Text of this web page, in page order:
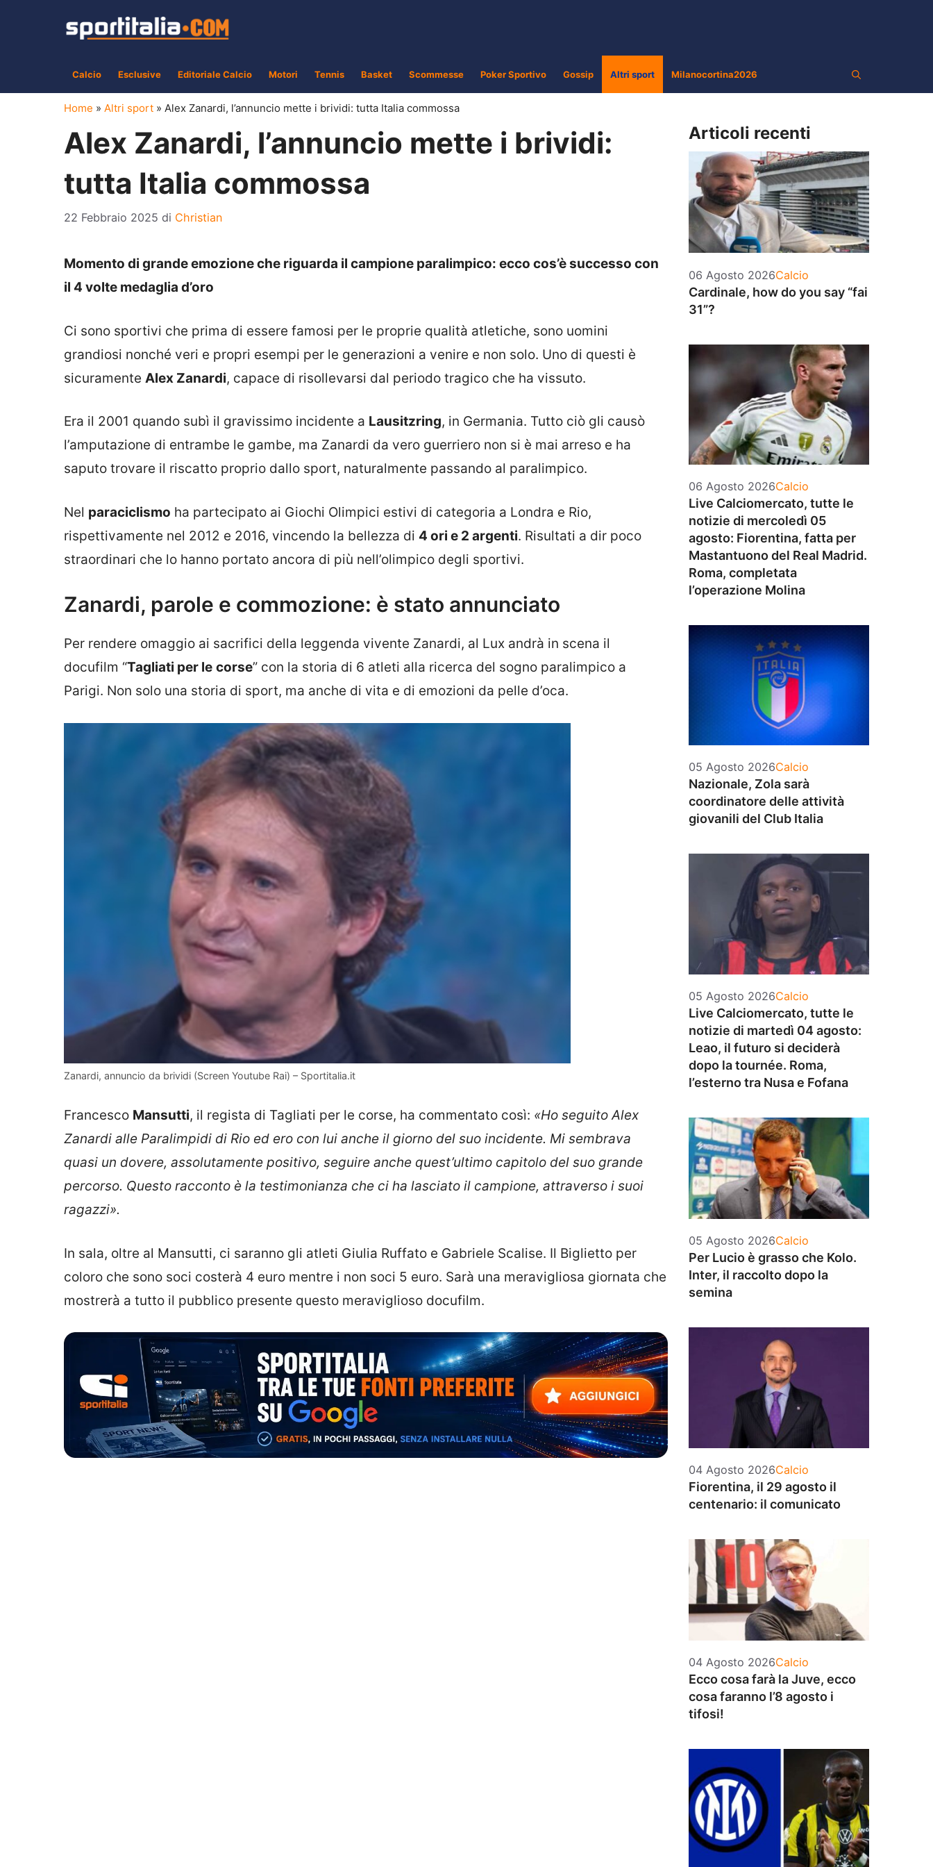
Calcio Esclusive Editoriale Calcio Motori Tennis Basket Scommesse Poker Sportivo Gossip Altri sport Milanocortina2026
Home » Altri sport » Alex Zanardi, l’annuncio mette i brividi: tutta Italia commossa
Alex Zanardi, l’annuncio mette i brividi:
tutta Italia commossa
22 Febbraio 2025 di Christian
Momento di grande emozione che riguarda il campione paralimpico: ecco cos’è successo con
il 4 volte medaglia d’oro
Ci sono sportivi che prima di essere famosi per le proprie qualità atletiche, sono uomini
grandiosi nonché veri e propri esempi per le generazioni a venire e non solo. Uno di questi è
sicuramente Alex Zanardi, capace di risollevarsi dal periodo tragico che ha vissuto.
Era il 2001 quando subì il gravissimo incidente a Lausitzring, in Germania. Tutto ciò gli causò
l’amputazione di entrambe le gambe, ma Zanardi da vero guerriero non si è mai arreso e ha
saputo trovare il riscatto proprio dallo sport, naturalmente passando al paralimpico.
Nel paraciclismo ha partecipato ai Giochi Olimpici estivi di categoria a Londra e Rio,
rispettivamente nel 2012 e 2016, vincendo la bellezza di 4 ori e 2 argenti. Risultati a dir poco
straordinari che lo hanno portato ancora di più nell’olimpico degli sportivi.
Zanardi, parole e commozione: è stato annunciato
Per rendere omaggio ai sacrifici della leggenda vivente Zanardi, al Lux andrà in scena il
docufilm “Tagliati per le corse” con la storia di 6 atleti alla ricerca del sogno paralimpico a
Parigi. Non solo una storia di sport, ma anche di vita e di emozioni da pelle d’oca.
Zanardi, annuncio da brividi (Screen Youtube Rai) – Sportitalia.it
Francesco Mansutti, il regista di Tagliati per le corse, ha commentato così: «Ho seguito Alex
Zanardi alle Paralimpidi di Rio ed ero con lui anche il giorno del suo incidente. Mi sembrava
quasi un dovere, assolutamente positivo, seguire anche quest’ultimo capitolo del suo grande
percorso. Questo racconto è la testimonianza che ci ha lasciato il campione, attraverso i suoi
ragazzi».
In sala, oltre al Mansutti, ci saranno gli atleti Giulia Ruffato e Gabriele Scalise. Il Biglietto per
coloro che sono soci costerà 4 euro mentre i non soci 5 euro. Sarà una meravigliosa giornata che
mostrerà a tutto il pubblico presente questo meraviglioso docufilm.
Articoli recenti
06 Agosto 2026Categorie
Calcio
Cardinale, how do you say “fai
31”?
06 Agosto 2026Categorie
Calcio
Live Calciomercato, tutte le
notizie di mercoledì 05
agosto: Fiorentina, fatta per
Mastantuono del Real Madrid.
Roma, completata
l’operazione Molina
05 Agosto 2026Categorie
Calcio
Nazionale, Zola sarà
coordinatore delle attività
giovanili del Club Italia
05 Agosto 2026Categorie
Calcio
Live Calciomercato, tutte le
notizie di martedì 04 agosto:
Leao, il futuro si deciderà
dopo la tournée. Roma,
l’esterno tra Nusa e Fofana
05 Agosto 2026Categorie
Calcio
Per Lucio è grasso che Kolo.
Inter, il raccolto dopo la
semina
04 Agosto 2026Categorie
Calcio
Fiorentina, il 29 agosto il
centenario: il comunicato
04 Agosto 2026Categorie
Calcio
Ecco cosa farà la Juve, ecco
cosa faranno l’8 agosto i
tifosi!